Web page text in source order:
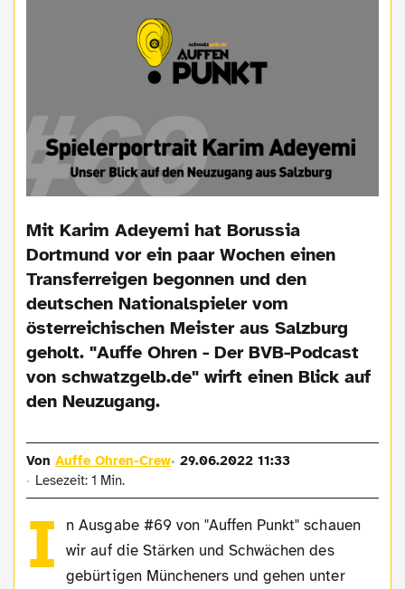
Mit Karim Adeyemi hat Borussia
Dortmund vor ein paar Wochen einen
Transferreigen begonnen und den
deutschen Nationalspieler vom
österreichischen Meister aus Salzburg
geholt. "Auffe Ohren - Der BVB-Podcast
von schwatzgelb.de" wirft einen Blick auf
den Neuzugang.
VonAuffe Ohren-Crew 29.06.2022 11:33
Lesezeit: 1 Min.
I
n Ausgabe #69 von "Auffen Punkt" schauen
wir auf die Stärken und Schwächen des
gebürtigen Müncheners und gehen unter